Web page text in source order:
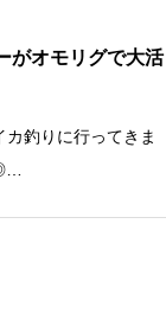
がオモリグで大活
釣りに行ってきま